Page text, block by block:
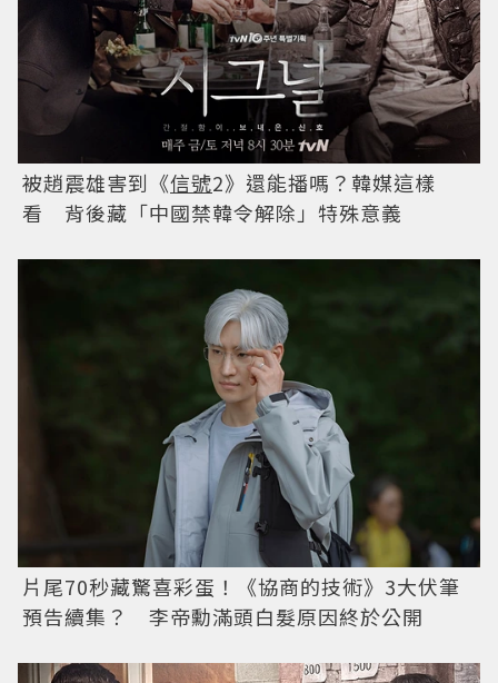
被趙震雄害到《信號2》還能播嗎？韓媒這樣
看 背後藏「中國禁韓令解除」特殊意義
片尾70秒藏驚喜彩蛋！《協商的技術》3大伏筆
預告續集？ 李帝勳滿頭白髮原因終於公開